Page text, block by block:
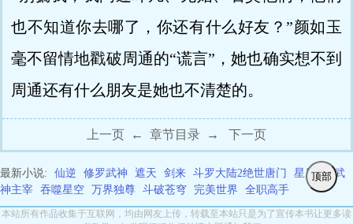
也不知道你去哪了，你还有什么好友？”颜如玉
毫不留情地戳破周通的“谎言”，她也确实想不到
周通还有什么朋友是她也不清楚的。
上一页 ← 章节目录 → 下一页
最新小说: 仙逆 修罗武神 遮天 剑来 斗罗大陆2绝世唐门 星辰变 武
神主宰 吞噬星空 万界独尊 斗破苍穹 完美世界 全职高手
顶部
本站所有作品收集于互联网，均由网友上传，转载至本站只是为了宣传本书让更多读